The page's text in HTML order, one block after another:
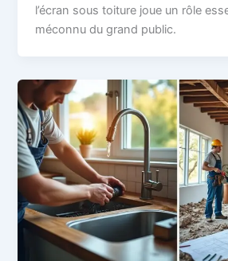
l’écran sous toiture joue un rôle
méconnu du grand public.